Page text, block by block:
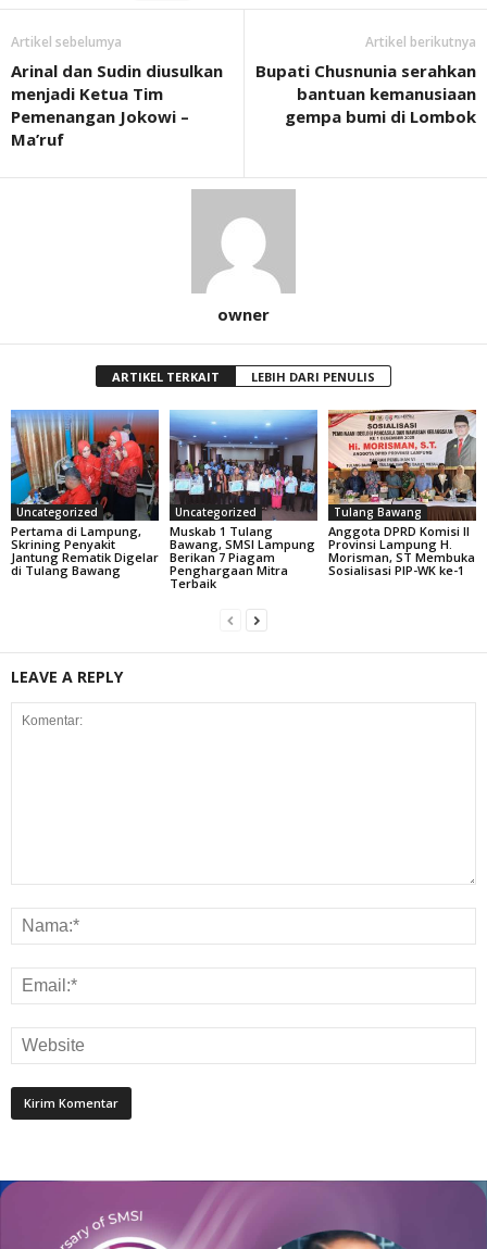
Artikel sebelumya
Arinal dan Sudin diusulkan
menjadi Ketua Tim
Pemenangan Jokowi –
Ma’ruf
Artikel berikutnya
Bupati Chusnunia serahkan
bantuan kemanusiaan
gempa bumi di Lombok
owner
ARTIKEL TERKAIT LEBIH DARI PENULIS
Uncategorized
Pertama di Lampung,
Skrining Penyakit
Jantung Rematik Digelar
di Tulang Bawang
Uncategorized
Muskab 1 Tulang
Bawang, SMSI Lampung
Berikan 7 Piagam
Penghargaan Mitra
Terbaik
Tulang Bawang
Anggota DPRD Komisi II
Provinsi Lampung H.
Morisman, ST Membuka
Sosialisasi PIP-WK ke-1
LEAVE A REPLY